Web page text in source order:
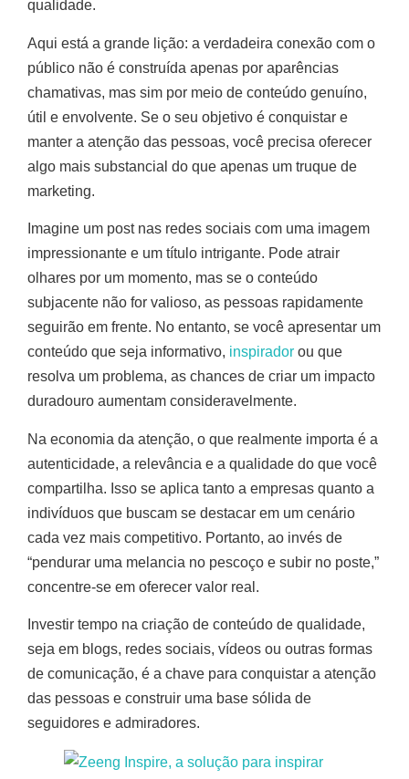
qualidade.
Aqui está a grande lição: a verdadeira conexão com o
público não é construída apenas por aparências
chamativas, mas sim por meio de conteúdo genuíno,
útil e envolvente. Se o seu objetivo é conquistar e
manter a atenção das pessoas, você precisa oferecer
algo mais substancial do que apenas um truque de
marketing.
Imagine um post nas redes sociais com uma imagem
impressionante e um título intrigante. Pode atrair
olhares por um momento, mas se o conteúdo
subjacente não for valioso, as pessoas rapidamente
seguirão em frente. No entanto, se você apresentar um
conteúdo que seja informativo, inspirador ou que
resolva um problema, as chances de criar um impacto
duradouro aumentam consideravelmente.
Na economia da atenção, o que realmente importa é a
autenticidade, a relevância e a qualidade do que você
compartilha. Isso se aplica tanto a empresas quanto a
indivíduos que buscam se destacar em um cenário
cada vez mais competitivo. Portanto, ao invés de
“pendurar uma melancia no pescoço e subir no poste,”
concentre-se em oferecer valor real.
Investir tempo na criação de conteúdo de qualidade,
seja em blogs, redes sociais, vídeos ou outras formas
de comunicação, é a chave para conquistar a atenção
das pessoas e construir uma base sólida de
seguidores e admiradores.